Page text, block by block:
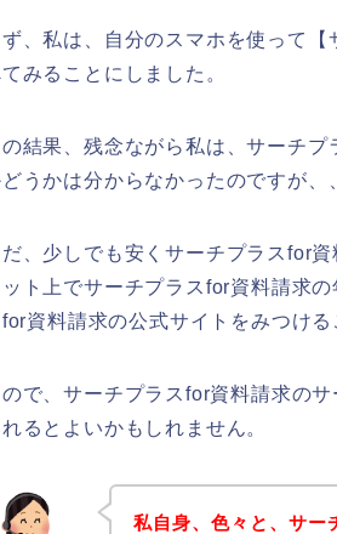
ず、私は、自分のスマホを使って
みることにしました。
結果、残念ながら私は、サーチ
うかは分からなかったのですが、
、少しでも安くサーチプラスfor
ト上でサーチプラスfor資料請求
for資料請求の公式サイトをみつけ
で、サーチプラスfor資料請求の
れるとよいかもしれません。
私自身、色々と、サー